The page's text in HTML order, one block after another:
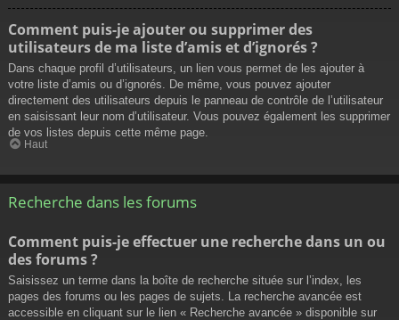
Comment puis-je ajouter ou supprimer des
utilisateurs de ma liste d’amis et d’ignorés ?
Dans chaque profil d’utilisateurs, un lien vous permet de les ajouter à
votre liste d’amis ou d’ignorés. De même, vous pouvez ajouter
directement des utilisateurs depuis le panneau de contrôle de l’utilisateur
en saisissant leur nom d’utilisateur. Vous pouvez également les supprimer
de vos listes depuis cette même page.
Haut
Recherche dans les forums
Comment puis-je effectuer une recherche dans un ou
des forums ?
Saisissez un terme dans la boîte de recherche située sur l’index, les
pages des forums ou les pages de sujets. La recherche avancée est
accessible en cliquant sur le lien « Recherche avancée » disponible sur